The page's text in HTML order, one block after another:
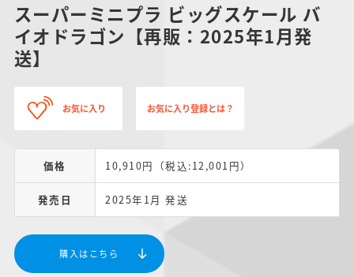
スーパーミニプラ ビッグスケール バ
イオドラゴン【再販：2025年1月発
送】
お気に入り お気に入り登録とは？
価格 10,910円（税込:12,001円）
発売日 2025年1月 発送
購入はこちら